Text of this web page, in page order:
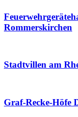
Rommerskirchen
Stadtvillen am
Graf-Recke-Höfe